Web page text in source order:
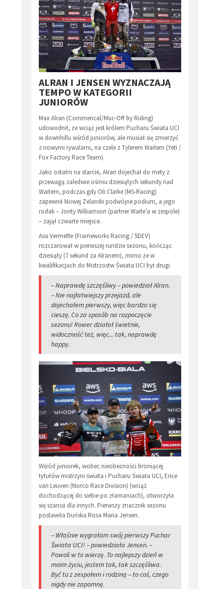
ALRAN I JENSEN WYZNACZAJĄ
TEMPO W KATEGORII
JUNIORÓW
Max Alran (Commencal/Muc-Off by Riding)
udowodnił, że wciąż jest królem Pucharu Świata UCI
w downhillu wśród juniorów, ale musiał się zmierzyć
z nowymi rywalami, na czele z Tylerem Waitem (Yeti /
Fox Factory Race Team).
Jako ostatni na starcie, Alran dojechał do mety z
przewagą zaledwie ośmiu dziesiątych sekundy nad
Waitem, podczas gdy Oli Clarke (MS-Racing)
zapewnił Nowej Zelandii podwójne podium, a jego
rodak – Jonty Williamson (partner Waite’a w zespole)
– zajął czwarte miejsce.
Asa Vermette (Frameworks Racing / 5DEV)
rozczarował w pierwszej rundzie sezonu, kończąc
dziesiąty (7 sekund za Alranem), mimo że w
kwalifikacjach do Mistrzostw Świata UCI był drugi.
– Naprawdę szczęśliwy – powiedział Alran.
– Nie najłatwiejszy przejazd, ale
dojechałem pierwszy, więc bardzo się
cieszę. Co za sposób na rozpoczęcie
sezonu! Rower działał świetnie,
widoczność też, więc... tak, naprawdę
happy.
Wśród juniorek, wobec nieobecności broniącej
tytułów mistrzyni świata i Pucharu Świata UCI, Erice
van Leuven (Norco Race Division) (wciąż
dochodzącej do siebie po złamaniach), otworzyła
się szansa dla innych. Pierwszy znacznik sezonu
postawiła Duńska Rosa Maria Jensen.
– Właśnie wygrałam swój pierwszy Puchar
Świata UCI! – powiedziała Jensen. –
Powoli w to wierzę. To najlepszy dzień w
moim życiu, jestem tak, tak szczęśliwa.
Być tu z zespołem i rodziną – to coś, czego
nigdy nie zapomnę.